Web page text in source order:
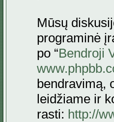
Mūsų
programinė
po “Bendroji
bendravimą,
leidžiame ir
rasti: http://